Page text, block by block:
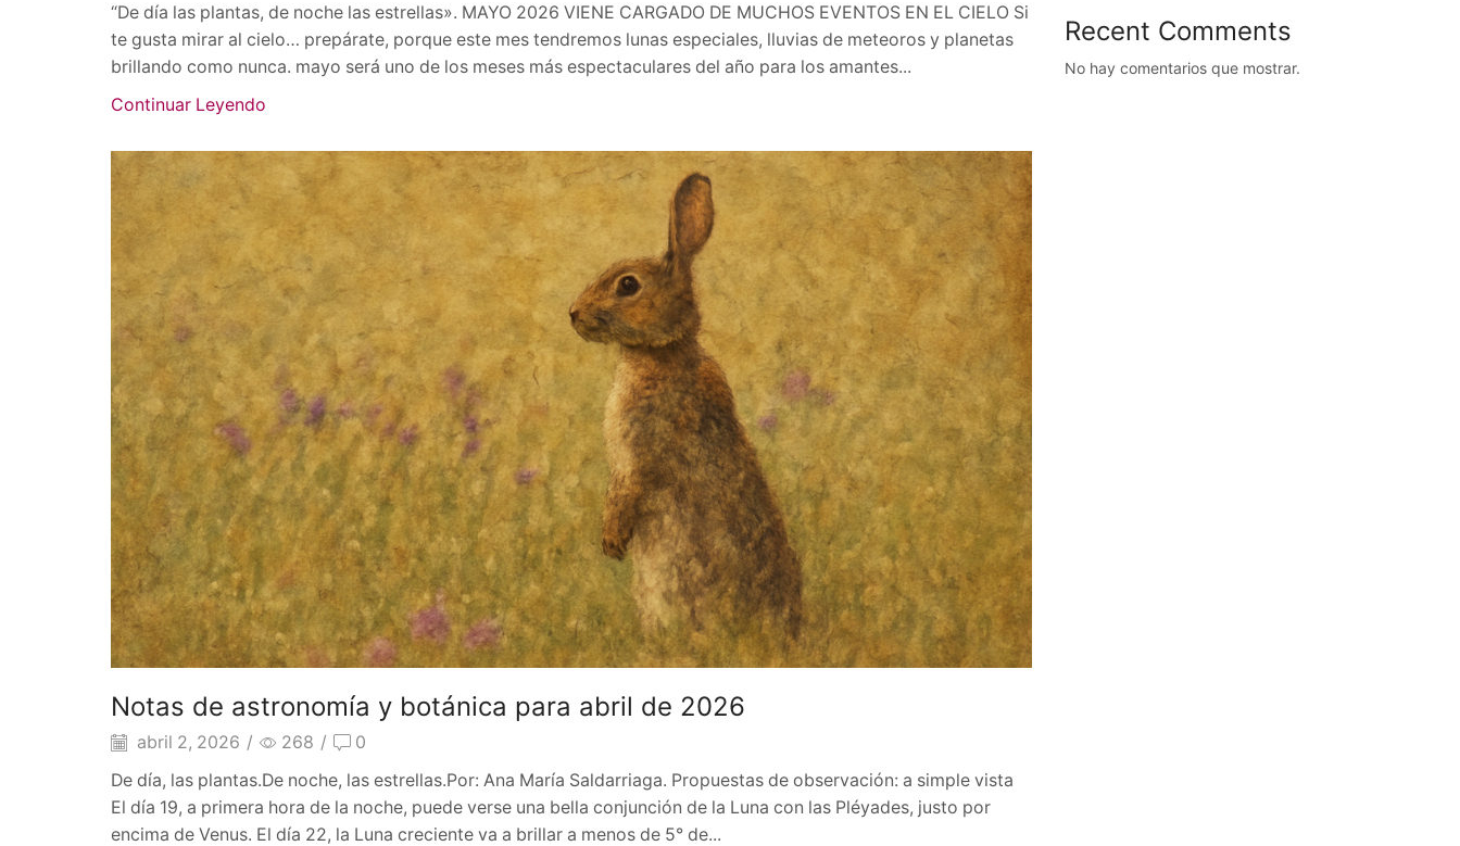
“De día las plantas, de noche las estrellas». MAYO 2026 VIENE CARGADO DE MUCHOS EVENTOS EN EL CIELO Si
te gusta mirar al cielo… prepárate, porque este mes tendremos lunas especiales, lluvias de meteoros y planetas
brillando como nunca. mayo será uno de los meses más espectaculares del año para los amantes...
Continuar Leyendo
Notas de astronomía y botánica para abril de 2026
abril 2, 2026 / 268 /
0
De día, las plantas.De noche, las estrellas.Por: Ana María Saldarriaga. Propuestas de observación: a simple vista
El día 19, a primera hora de la noche, puede verse una bella conjunción de la Luna con las Pléyades, justo por
encima de Venus. El día 22, la Luna creciente va a brillar a menos de 5° de...
Recent Comments
No hay comentarios que mostrar.